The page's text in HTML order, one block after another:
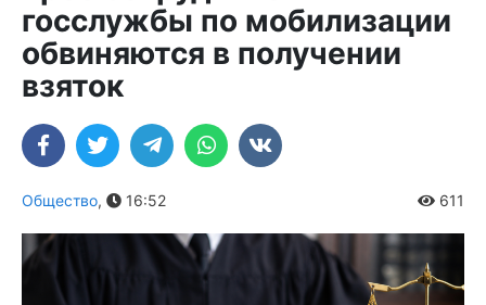
госслужбы по мобилизации
обвиняются в получении
взяток
Общество, 16:52 611